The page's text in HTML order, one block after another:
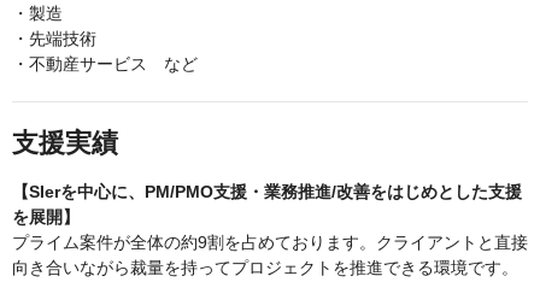
・製造
・先端技術
・不動産サービス など
支援実績
【SIerを中心に、PM/PMO支援・業務推進/改善をはじめとした支援
を展開】
プライム案件が全体の約9割を占めております。クライアントと直接
向き合いながら裁量を持ってプロジェクトを推進できる環境です。